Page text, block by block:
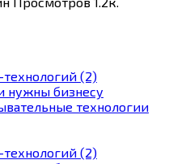
(2)
нужны бизнесу
технологии
(2)